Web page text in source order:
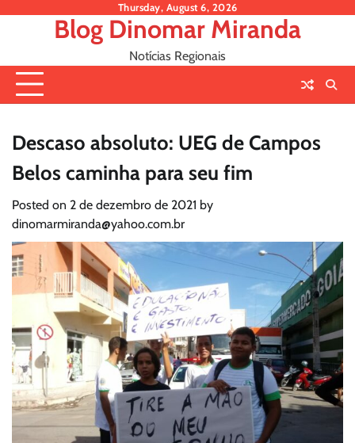
Thursday, August 6, 2026
Blog Dinomar Miranda
Notícias Regionais
Descaso absoluto: UEG de Campos
Belos caminha para seu fim
Posted on 2 de dezembro de 2021 by
dinomarmiranda@yahoo.com.br